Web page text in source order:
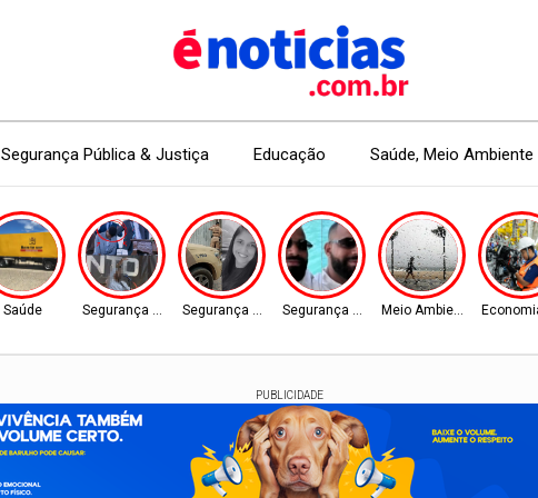
Segurança Pública & Justiça Educação Saúde, Meio Ambiente
Saúde Segurança PúblicaSegurança PúblicaSegurança PúblicaMeio Ambiente
PUBLICIDADE